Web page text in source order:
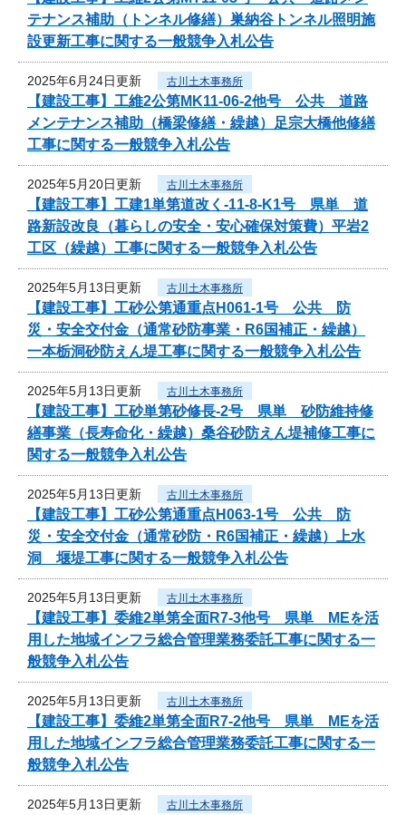
テナンス補助（トンネル修繕）巣納谷トンネル照明施
設更新工事に関する一般競争入札公告
2025年6月24日更新 古川土木事務所
【建設工事】工維2公第MK11-06-2他号 公共 道路
メンテナンス補助（橋梁修繕・繰越）足宗大橋他修繕
工事に関する一般競争入札公告
2025年5月20日更新 古川土木事務所
【建設工事】工建1単第道改く-11-8-K1号 県単 道
路新設改良（暮らしの安全・安心確保対策費）平岩2
工区（繰越）工事に関する一般競争入札公告
2025年5月13日更新 古川土木事務所
【建設工事】工砂公第通重点H061-1号 公共 防
災・安全交付金（通常砂防事業・R6国補正・繰越）
一本栃洞砂防えん堤工事に関する一般競争入札公告
2025年5月13日更新 古川土木事務所
【建設工事】工砂単第砂修長‐2号 県単 砂防維持修
繕事業（長寿命化・繰越）桑谷砂防えん堤補修工事に
関する一般競争入札公告
2025年5月13日更新 古川土木事務所
【建設工事】工砂公第通重点H063-1号 公共 防
災・安全交付金（通常砂防・R6国補正・繰越）上水
洞 堰堤工事に関する一般競争入札公告
2025年5月13日更新 古川土木事務所
【建設工事】委維2単第全面R7-3他号 県単 MEを活
用した地域インフラ総合管理業務委託工事に関する一
般競争入札公告
2025年5月13日更新 古川土木事務所
【建設工事】委維2単第全面R7-2他号 県単 MEを活
用した地域インフラ総合管理業務委託工事に関する一
般競争入札公告
2025年5月13日更新 古川土木事務所